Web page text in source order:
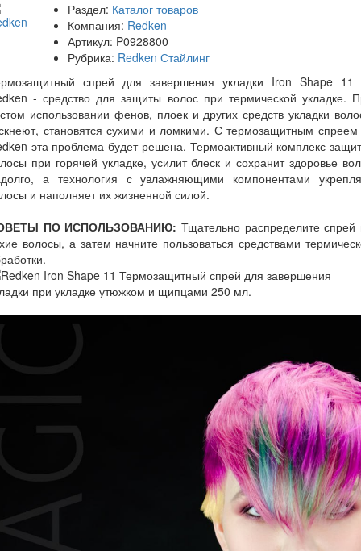
Раздел: Каталог товаров
Компания: Redken
Артикул: P0928800
Рубрика: Redken Стайлинг
спрей для завершения укладки Iron Shape 11
- средство для защиты волос при термической укладке.
использовании фенов, плоек и других средств укладки
становятся сухими и ломкими. С термозащитным спреем
эта проблема будет решена. Термоактивный комплекс
при горячей укладке, усилит блеск и сохранит здоровье
а технология с увлажняющими компонентами
и наполняет их жизненной силой.
ПО ИСПОЛЬЗОВАНИЮ: Тщательно распределите спрей
волосы, а затем начните пользоваться средствами